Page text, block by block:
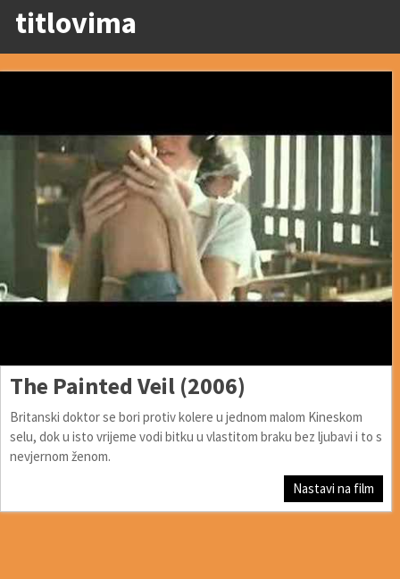
titlovima
The Painted Veil (2006)
Britanski doktor se bori protiv kolere u jednom malom Kineskom
selu, dok u isto vrijeme vodi bitku u vlastitom braku bez ljubavi i to s
nevjernom ženom.
Nastavi na film